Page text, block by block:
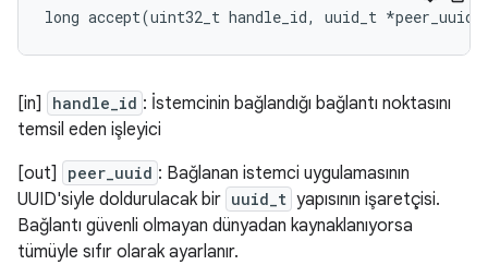
long accept(uint32_t handle_id, uuid_t *peer_uuid
[in] handle_id : İstemcinin bağlandığı bağlantı noktasını
temsil eden işleyici
[out]
peer_uuid : Bağlanan istemci uygulamasının
UUID'siyle doldurulacak bir uuid_t yapısının işaretçisi.
Bağlantı güvenli olmayan dünyadan kaynaklanıyorsa
tümüyle sıfır olarak ayarlanır.